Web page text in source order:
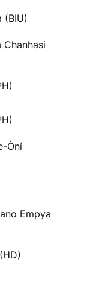
(BIU)
Chanhasi
Òní
Empya